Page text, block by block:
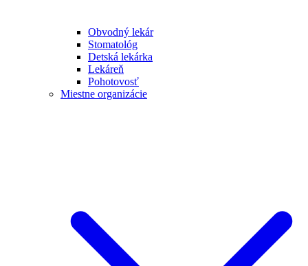
Obvodný lekár
Stomatológ
Detská lekárka
Lekáreň
Pohotovosť
Miestne organizácie